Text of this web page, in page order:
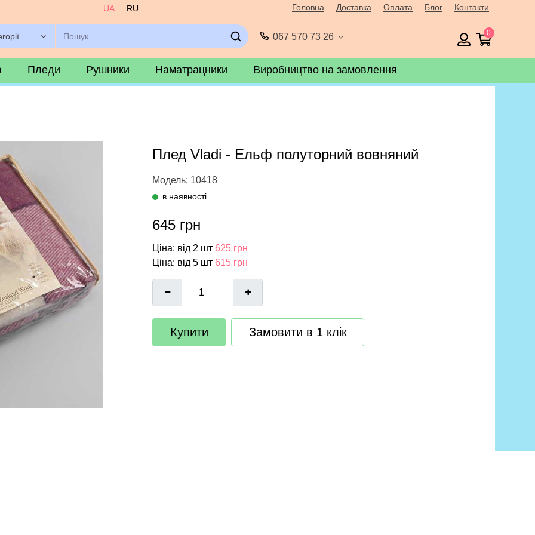
UA RU Головна Доставка Оплата Блог Контакти
067 570 73 26 0
Пледи Рушники Наматрацники Виробництво на замовлення
Плед Vladi - Ельф полуторний вовняний
Модель: 10418
в наявності
645 грн
Ціна: від 2 шт 625 грн
Ціна: від 5 шт 615 грн
Купити Замовити в 1 клік